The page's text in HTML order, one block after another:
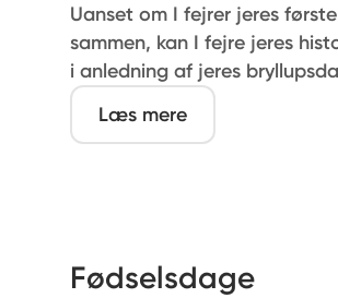
Uanset om I fejrer jeres
sammen, kan I fejre jeres
i anledning af jeres
Læs mere
Fødselsdage